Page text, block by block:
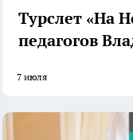
Турслет «На
педагогов
7 июля